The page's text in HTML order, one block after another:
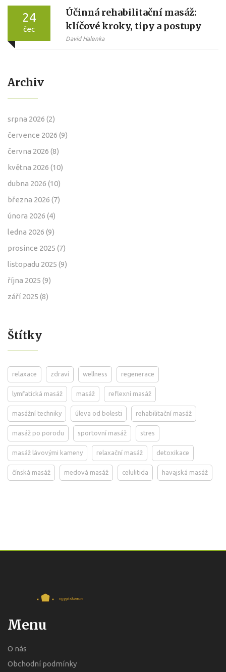
24
čec
Účinná rehabilitační masáž:
klíčové kroky, tipy a postupy
David Halenka
Archiv
srpna 2026 (2)
července 2026 (9)
června 2026 (8)
května 2026 (10)
dubna 2026 (10)
března 2026 (7)
února 2026 (4)
ledna 2026 (9)
prosince 2025 (7)
listopadu 2025 (9)
října 2025 (9)
září 2025 (8)
Štítky
relaxace zdraví wellness regenerace
lymfatická masáž masáž reflexní masáž
masážní techniky úleva od bolesti rehabilitační masáž
masáž po porodu sportovní masáž stres
masáž lávovými kameny relaxační masáž detoxikace
čínská masáž medová masáž celulitida havajská masáž
Menu
O nás
Obchodní podmínky